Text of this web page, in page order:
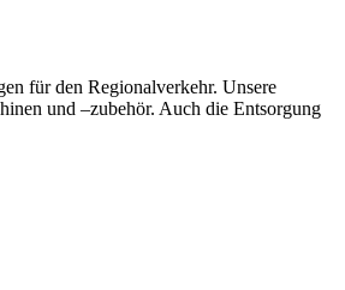
für den Regionalverkehr. Unsere
und –zubehör. Auch die Entsorgung